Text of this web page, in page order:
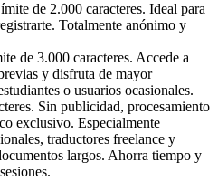
de 2.000 caracteres. Ideal para
Totalmente anónimo y
de 3.000 caracteres. Accede a
y disfruta de mayor
o usuarios ocasionales.
Sin publicidad, procesamiento
exclusivo. Especialmente
traductores freelance y
largos. Ahorra tiempo y